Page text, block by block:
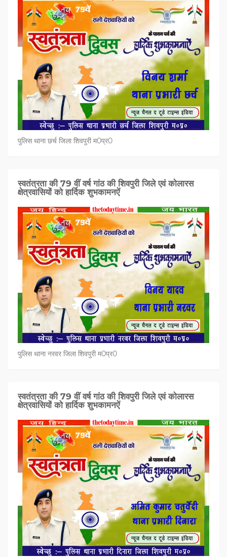
पुलिस थाना छर्च जिला शिवपुरी म0प्र0
स्वतंत्रता की 79 वीं वर्ष गांठ की शिवपुरी जिले एवं कोलारस
क्षेत्रवासियों को हार्दिक शुभकामनऐं
पुलिस थाना नरवर जिला शिवपुरी म0प्र0
स्वतंत्रता की 79 वीं वर्ष गांठ की शिवपुरी जिले एवं कोलारस
क्षेत्रवासियों को हार्दिक शुभकामनऐं